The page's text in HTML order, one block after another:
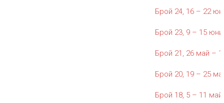
Брой 24, 16 – 22
Брой 23, 9 – 15 юни
Брой 21, 26 май –
Брой 20, 19 – 25
Брой 18, 5 – 11 май